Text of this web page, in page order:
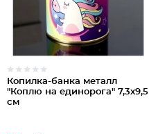
Копилка-банка металл
"Коплю на единорога" 7,3х9,5
см